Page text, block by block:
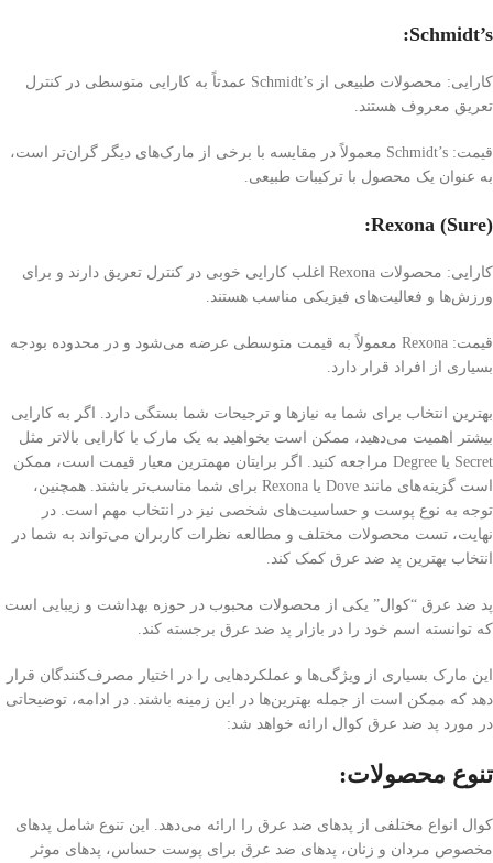
Schmidt’s:
کارایی: محصولات طبیعی از Schmidt’s عمدتاً به کارایی متوسطی در کنترل
تعریق معروف هستند.
قیمت: Schmidt’s معمولاً در مقایسه با برخی از مارک‌های دیگر گران‌تر است،
به عنوان یک محصول با ترکیبات طبیعی.
Rexona (Sure):
کارایی: محصولات Rexona اغلب کارایی خوبی در کنترل تعریق دارند و برای
ورزش‌ها و فعالیت‌های فیزیکی مناسب هستند.
قیمت: Rexona معمولاً به قیمت متوسطی عرضه می‌شود و در محدوده بودجه
بسیاری از افراد قرار دارد.
بهترین انتخاب برای شما به نیازها و ترجیحات شما بستگی دارد. اگر به کارایی
بیشتر اهمیت می‌دهید، ممکن است بخواهید به یک مارک با کارایی بالاتر مثل
Secret یا Degree مراجعه کنید. اگر برایتان مهمترین معیار قیمت است، ممکن
است گزینه‌های مانند Dove یا Rexona برای شما مناسب‌تر باشند. همچنین،
توجه به نوع پوست و حساسیت‌های شخصی نیز در انتخاب مهم است. در
نهایت، تست محصولات مختلف و مطالعه نظرات کاربران می‌تواند به شما در
انتخاب بهترین پد ضد عرق کمک کند.
پد ضد عرق “کوال” یکی از محصولات محبوب در حوزه بهداشت و زیبایی است
که توانسته اسم خود را در بازار پد ضد عرق برجسته کند.
این مارک بسیاری از ویژگی‌ها و عملکردهایی را در اختیار مصرف‌کنندگان قرار
دهد که ممکن است از جمله بهترین‌ها در این زمینه باشند. در ادامه، توضیحاتی
در مورد پد ضد عرق کوال ارائه خواهد شد:
تنوع محصولات:
کوال انواع مختلفی از پد‌های ضد عرق را ارائه می‌دهد. این تنوع شامل پد‌های
مخصوص مردان و زنان، پد‌های ضد عرق برای پوست حساس، پد‌های موثر